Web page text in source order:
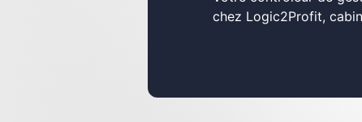
chez Logic2Profit,